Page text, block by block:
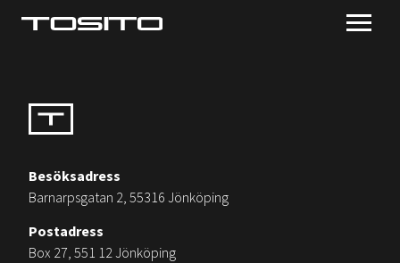
Besöksadress
Barnarpsgatan 2, 55316 Jönköping
Postadress
Box 27, 551 12 Jönköping